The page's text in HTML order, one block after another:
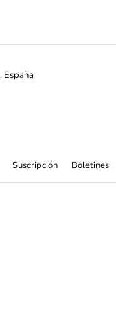
Suscripción Boletines